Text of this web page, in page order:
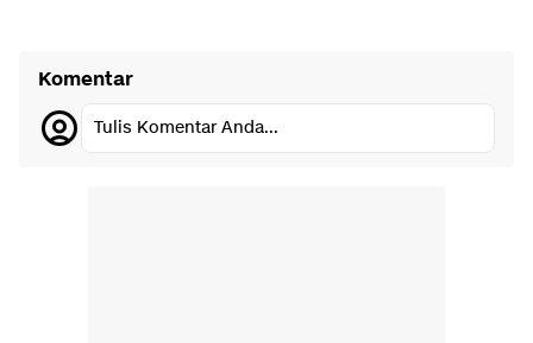
Komentar
Tulis Komentar Anda...